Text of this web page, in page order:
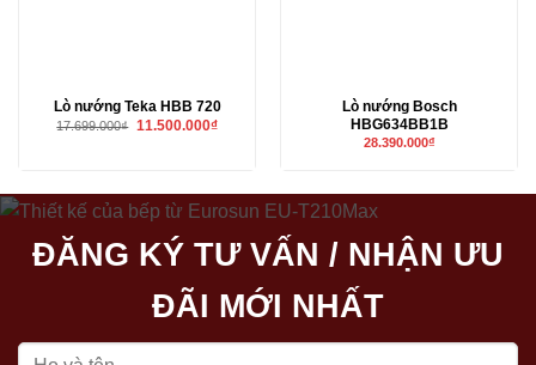
Lò nướng Teka HBB 720
17.699.000₫ Giá
11.500.000₫Giá
Lò nướng Bosch
HBG634BB1B
28.390.000₫
ĐĂNG KÝ TƯ VẤN / NHẬN ƯU
ĐÃI MỚI NHẤT